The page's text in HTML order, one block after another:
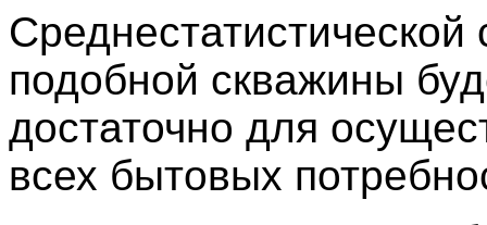
Среднестатистической
подобной скважины
достаточно для
всех бытовых